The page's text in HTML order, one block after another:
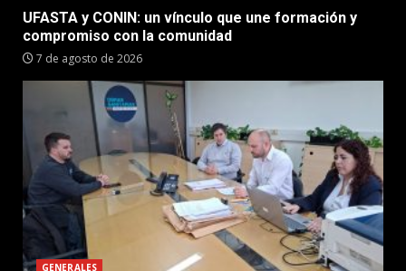
UFASTA y CONIN: un vínculo que une formación y
compromiso con la comunidad
7 de agosto de 2026
GENERALES